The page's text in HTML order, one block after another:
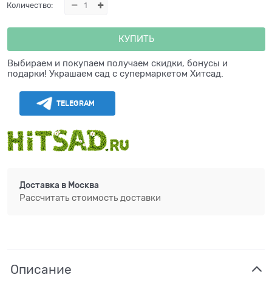
Количество:
КУПИТЬ
Выбираем и покупаем получаем скидки, бонусы и
подарки! Украшаем сад с супермаркетом Хитсад.
TELEGRAM
Доставка в Москва
Рассчитать стоимость доставки
Описание